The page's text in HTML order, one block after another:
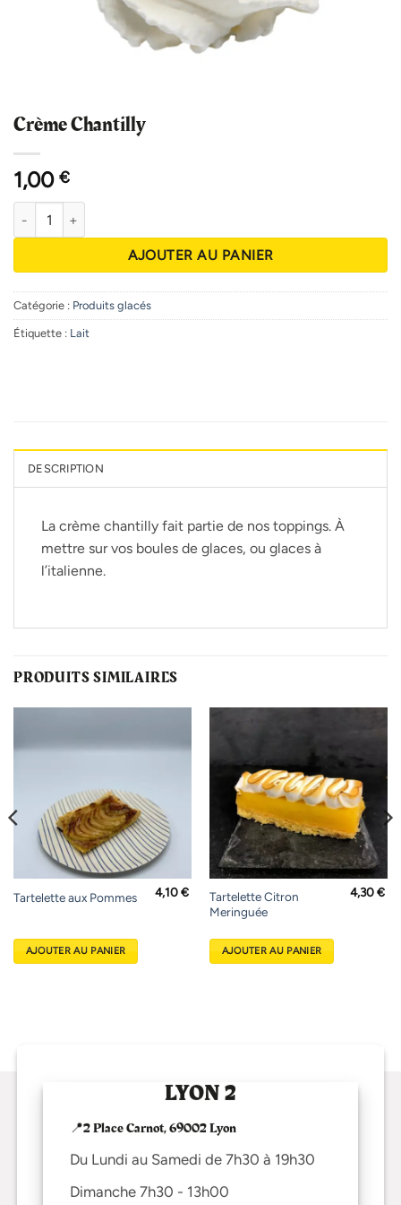
Crème Chantilly
1,00 €
quantité de Crème Chantilly
AJOUTER AU PANIER
Catégorie : Produits glacés
Étiquette : Lait
DESCRIPTION
La crème chantilly fait partie de nos toppings. À
mettre sur vos boules de glaces, ou glaces à
l’italienne.
PRODUITS SIMILAIRES
Tartelette aux Pommes 4,10€
AJOUTER AU PANIER
Tartelette Citron
Meringuée
4,30€
AJOUTER AU PANIER
LYON 2
📍2 Place Carnot, 69002 Lyon
Du Lundi au Samedi de 7h30 à 19h30
Dimanche 7h30 - 13h00